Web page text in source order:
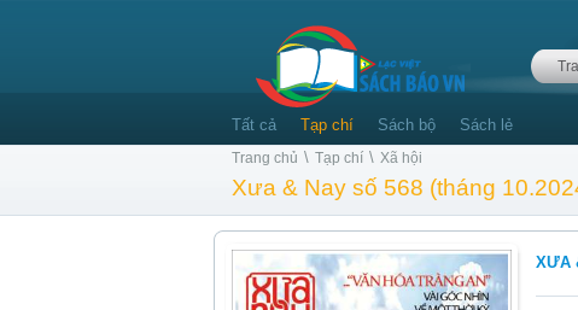
Tất cả Tạp chí Sách bộ Sách lẻ
Trang chủ \ Tạp chí \ Xã hội
Xưa & Nay số 568 (tháng
XƯA